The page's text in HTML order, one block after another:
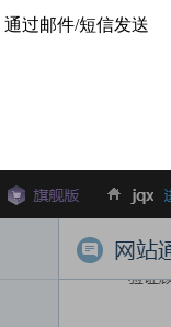
过邮件/短信发送